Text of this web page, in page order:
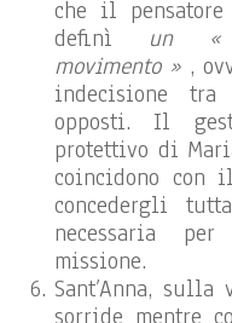
che il pensatore
definì un «
movimento » ,
indecisione tra
opposti. Il
protettivo di
coincidono con
concedergli
necessaria
missione.
Sant’Anna,